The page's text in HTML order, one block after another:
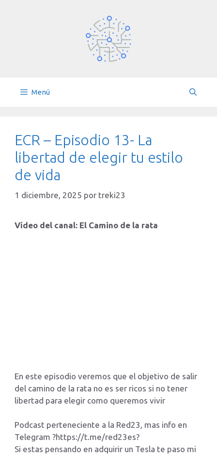
Menú
ECR – Episodio 13- La
libertad de elegir tu estilo
de vida
1 diciembre, 2025 por treki23
Vídeo del canal: El Camino de la rata
En este episodio veremos que el objetivo de salir
del camino de la rata no es ser ricos si no tener
libertad para elegir como queremos vivir
Podcast perteneciente a la Red23, mas info en
Telegram ?https://t.me/red23es?
Si estas pensando en adquirir un Tesla te paso mi